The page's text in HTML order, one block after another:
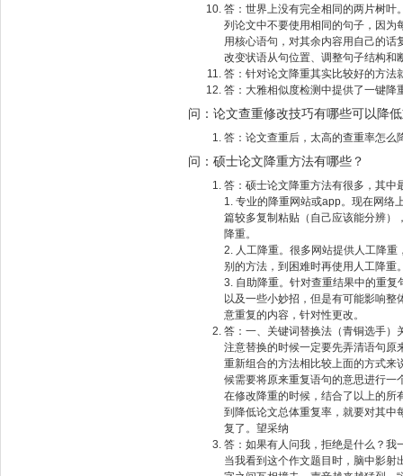
答：世界上没有完全相同的两片树叶
列论文中不要使用相同的句子，因为
用核心语句，对其余内容用自己的
改变状语从句位置、调整句子结构和
答：针对论文降重其实比较好的方法
答：大雅相似度检测中提供了一键降
问：论文查重修改技巧有哪些可以降
答：论文查重后，太高的查重率怎么
问：硕士论文降重方法有哪些？
答：硕士论文降重方法有很多，其中
1. 专业的降重网站或app。现在网络
篇较多复制粘贴（自己应该能分辨）
降重。
2. 人工降重。很多网站提供人工降
别的方法，到困难时再使用人工降重
3. 自助降重。针对查重结果中的重
以及一些小妙招，但是有可能影响
意重复的内容，针对性更改。
答：一、关键词替换法（青铜选手）
注意替换的时候一定要先弄清语句原
重新组合的方法相比较上面的方式来
候需要将原来重复语句的意思进行一
在修改降重的时候，结合了以上的所
到降低论文总体重复率，就要对其中
复了。望采纳
答：如果有人问我，拒绝是什么？
当我看到这个作文题目时，脑中影射